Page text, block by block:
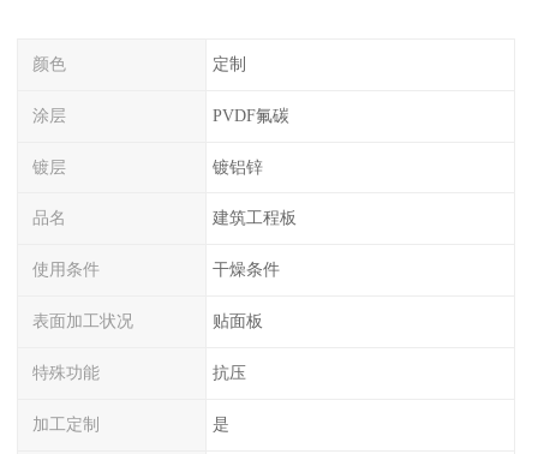
颜色 定制
涂层 PVDF氟碳
镀层 镀铝锌
品名 建筑工程板
使用条件 干燥条件
表面加工状况 贴面板
特殊功能 抗压
加工定制 是